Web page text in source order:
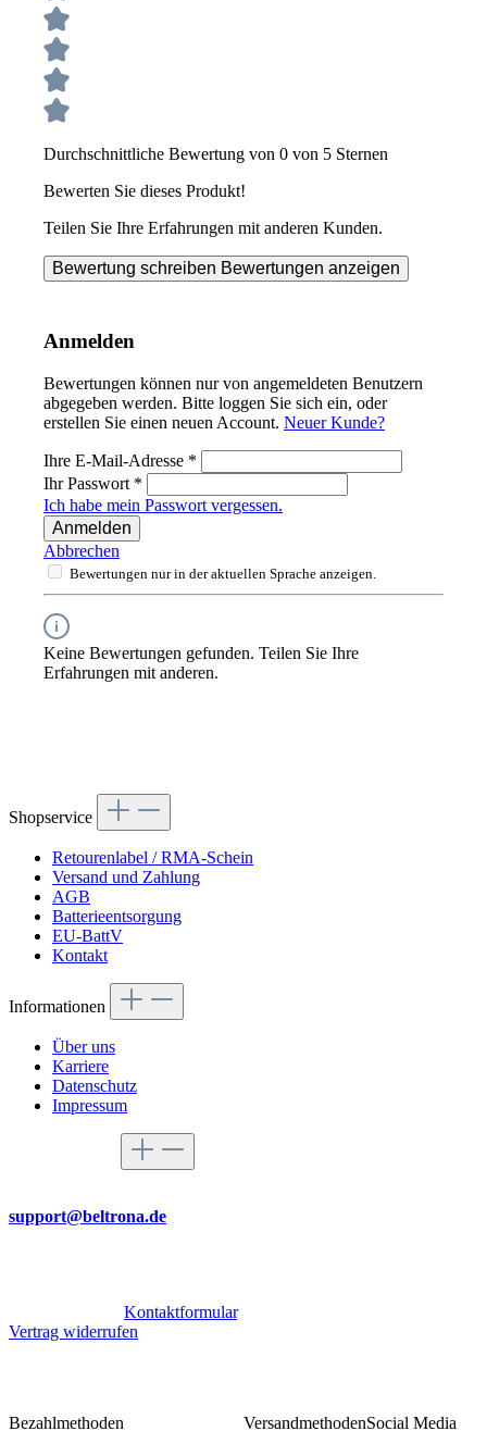
Durchschnittliche Bewertung von 0 von 5 Sternen
Bewerten Sie dieses Produkt!
Teilen Sie Ihre Erfahrungen mit anderen Kunden.
Bewertung schreiben Bewertungen anzeigen
Anmelden
Bewertungen können nur von angemeldeten Benutzern
abgegeben werden. Bitte loggen Sie sich ein, oder
erstellen Sie einen neuen Account. Neuer Kunde?
Ihre E-Mail-Adresse *
Ihr Passwort *
Ich habe mein Passwort vergessen.
Anmelden
Abbrechen
Bewertungen nur in der aktuellen Sprache anzeigen.
Keine Bewertungen gefunden. Teilen Sie Ihre
Erfahrungen mit anderen.
Shopservice
Retourenlabel / RMA-Schein
Versand und Zahlung
AGB
Batterieentsorgung
EU-BattV
Kontakt
Informationen
Über uns
Karriere
Datenschutz
Impressum
support@beltrona.de
Kontaktformular.
Vertrag widerrufen
Bezahlmethoden VersandmethodenSocial Media